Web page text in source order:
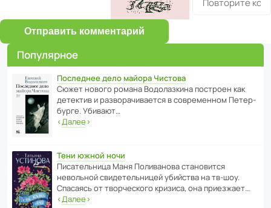
Отправить комментарий
Популярное
Последнее дело майора Чистова
Сюжет нового романа Водо­ла­з­кина пост­роен как
дете­ктив и разво­ра­чи­ва­ется в совре­менном Пете­р­
бурге. Убивают…
‹Далее›
Тени южной ночи
Писа­тель­ница Маня Поли­ва­нова стано­вится
невольной свиде­тель­ницей убийства на тв-шоу.
Спасаясь от твор­че­с­кого кризиса, она приезжает…
‹Далее›